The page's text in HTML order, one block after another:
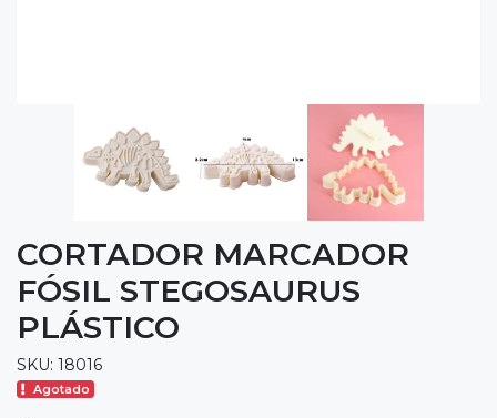
CORTADOR MARCADOR
FÓSIL STEGOSAURUS
PLÁSTICO
SKU: 18016
Agotado